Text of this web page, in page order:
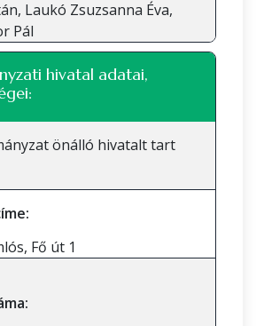
Laukó Zsuzsanna Éva,
Pál
hivatal adatai,
önálló hivatalt tart
Fő út 1